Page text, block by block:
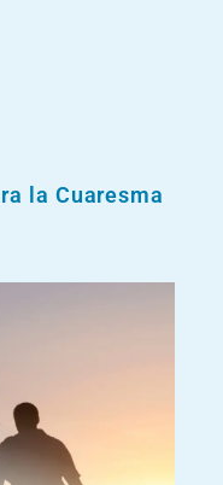
la Cuaresma